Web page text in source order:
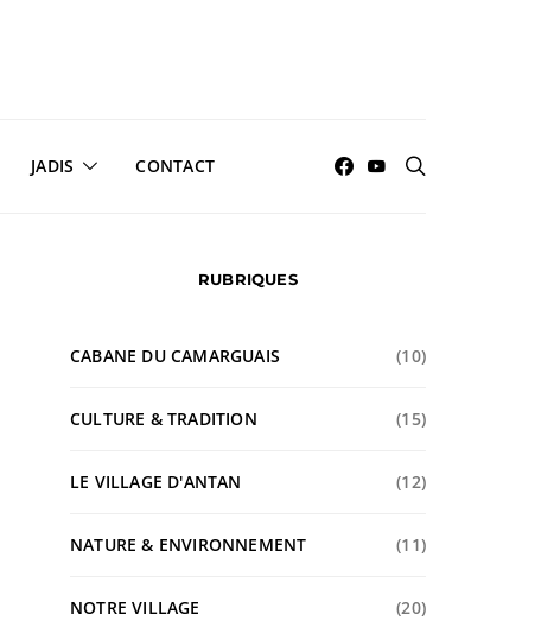
JADIS CONTACT
RUBRIQUES
CABANE DU CAMARGUAIS (10)
CULTURE & TRADITION (15)
LE VILLAGE D'ANTAN (12)
NATURE & ENVIRONNEMENT (11)
NOTRE VILLAGE (20)